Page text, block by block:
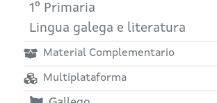
1º Primaria
Lingua galega e literatura
Material Complementario
Multiplataforma